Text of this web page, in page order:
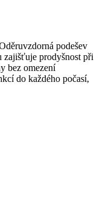
podešev
zajišťuje prodyšnost při
bez omezení
do každého počasí,